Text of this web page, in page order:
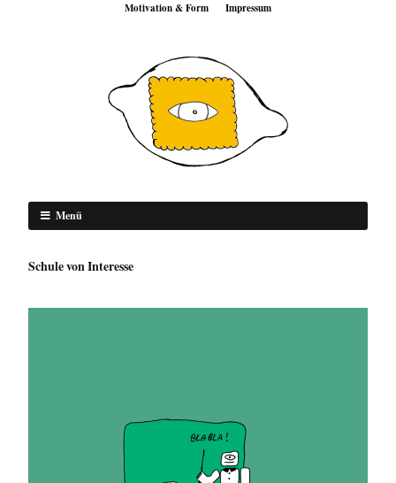
Motivation & Form Impressum
Menü
Schule von Interesse